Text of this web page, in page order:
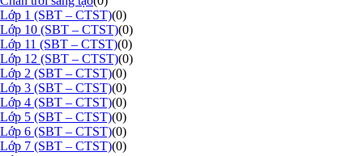
Lớp 1 (SBT – CTST)(0)
Lớp 10 (SBT – CTST)(0)
Lớp 11 (SBT – CTST)(0)
Lớp 12 (SBT – CTST)(0)
Lớp 2 (SBT – CTST)(0)
Lớp 3 (SBT – CTST)(0)
Lớp 4 (SBT – CTST)(0)
Lớp 5 (SBT – CTST)(0)
Lớp 6 (SBT – CTST)(0)
Lớp 7 (SBT – CTST)(0)